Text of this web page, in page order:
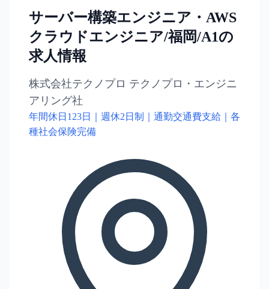
サーバー構築エンジニア・AWS
クラウドエンジニア/福岡/A1の
求人情報
株式会社テクノプロ テクノプロ・エンジニ
アリング社
年間休日123日｜週休2日制｜通勤交通費支給｜各
種社会保険完備